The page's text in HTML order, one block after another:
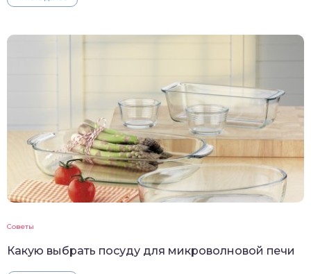
Советы
Какую выбрать посуду для микроволновой печи